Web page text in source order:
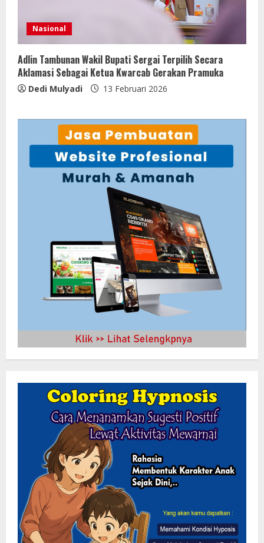
Nasional
Adlin Tambunan Wakil Bupati Sergai Terpilih Secara
Aklamasi Sebagai Ketua Kwarcab Gerakan Pramuka
Dedi Mulyadi 13 Februari 2026
Bupati Buol dan Satker Sekolah